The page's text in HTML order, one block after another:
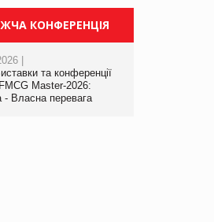
КОНФЕРЕНЦІЯ
|
та конференції
Master-2026:
- Власна перевага